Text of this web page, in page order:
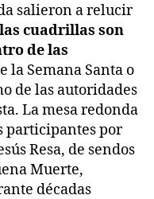
salieron a relucir
las cuadrillas son
de las
la Semana Santa o
de las autoridades
La mesa redonda
participantes por
Resa, de sendos
Muerte,
décadas